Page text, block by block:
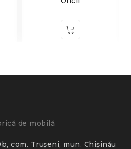
de mobilă
com. Trușeni, mun. Chișinău